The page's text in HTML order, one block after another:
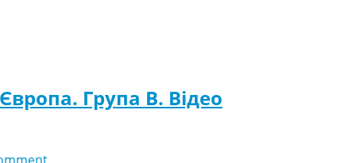
Група B. Відео